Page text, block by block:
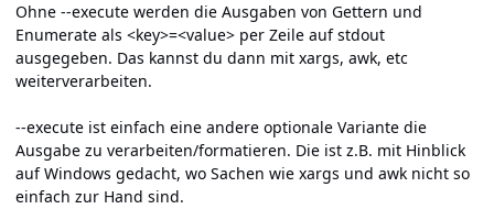
Ohne --execute werden die Ausgaben von Gettern und
Enumerate als <key>=<value> per Zeile auf stdout
ausgegeben. Das kannst du dann mit xargs, awk, etc
weiterverarbeiten.
--execute ist einfach eine andere optionale Variante die
Ausgabe zu verarbeiten/formatieren. Die ist z.B. mit Hinblick
auf Windows gedacht, wo Sachen wie xargs und awk nicht so
einfach zur Hand sind.